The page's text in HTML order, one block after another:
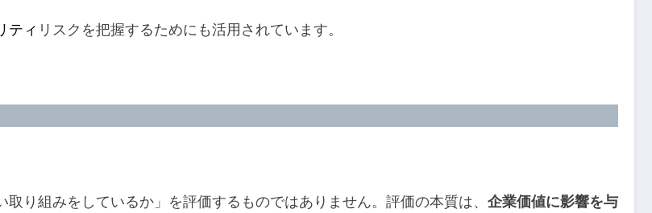
ティ リスクを把握するためにも活用されています。
組みをしているか」を評価するものではありません。評価の本質は、 企業価値に影響を与